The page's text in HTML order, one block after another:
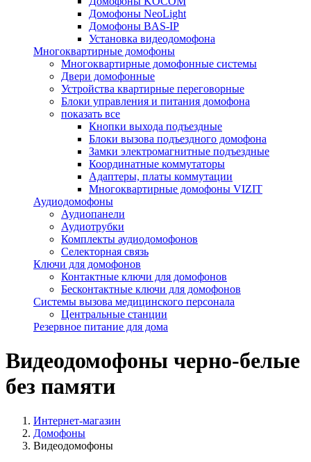
Домофоны NeoLight
Домофоны BAS-IP
Установка видеодомофона
Многоквартирные домофоны
Многоквартирные домофонные системы
Двери домофонные
Устройства квартирные переговорные
Блоки управления и питания домофона
показать все
Кнопки выхода подъездные
Блоки вызова подъездного домофона
Замки электромагнитные подъездные
Координатные коммутаторы
Адаптеры, платы коммутации
Многоквартирные домофоны VIZIT
Аудиодомофоны
Аудиопанели
Аудиотрубки
Комплекты аудиодомофонов
Селекторная связь
Ключи для домофонов
Контактные ключи для домофонов
Бесконтактные ключи для домофонов
Системы вызова медицинского персонала
Центральные станции
Резервное питание для дома
Видеодомофоны черно-белые
без памяти
Интернет-магазин
Домофоны
Видеодомофоны